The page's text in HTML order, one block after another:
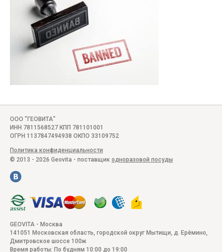
ООО "ГЕОВИТА"
ИНН 7811568527 КПП 781101001
ОГРН 1137847494938 ОКПО 33109752
Политика конфиденциальности
© 2013 - 2026 Geovita - поставщик одноразовой посуды
GEOVITA - Москва
141051 Московская область, городской округ Мытищи, д. Ерёмино
Дмитровское шоссе 100ж
Время работы: По будням 10:00 до 19:00